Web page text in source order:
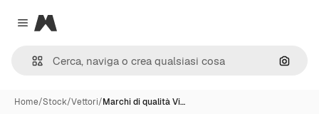
Close menu
Magnific
Cerca
Home/Stock/Vettori/Marchi di qualità Vi…